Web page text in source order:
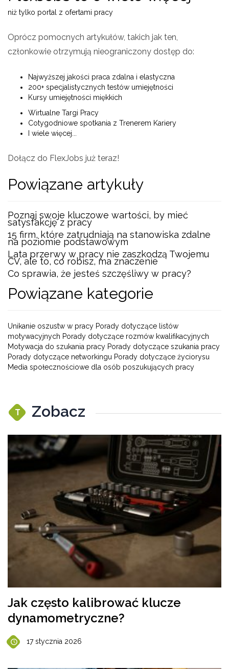
niż tylko portal z ofertami pracy
Oprócz pomocnych artykułów, takich jak ten,
członkowie otrzymują nieograniczony dostęp do:
Najwyższej jakości praca zdalna i elastyczna
200+ specjalistycznych testów umiejętności
Kursy umiejętności miękkich
Wirtualne Targi Pracy
Cotygodniowe spotkania z Trenerem Kariery
I wiele więcej...
Dołącz do FlexJobs już teraz!
Powiązane artykuły
Poznaj swoje kluczowe wartości, by mieć
satysfakcję z pracy
15 firm, które zatrudniają na stanowiska zdalne
na poziomie podstawowym
Lata przerwy w pracy nie zaszkodzą Twojemu
CV, ale to, co robisz, ma znaczenie
Co sprawia, że jesteś szczęśliwy w pracy?
Powiązane kategorie
Unikanie oszustw w pracy Porady dotyczące listów
motywacyjnych Porady dotyczące rozmów kwalifikacyjnych
Motywacja do szukania pracy Porady dotyczące szukania pracy
Porady dotyczące networkingu Porady dotyczące życiorysu
Media społecznościowe dla osób poszukujących pracy
T Zobacz
Jak często kalibrować klucze
dynamometryczne?
17 stycznia 2026